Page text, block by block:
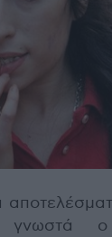
γνωστά